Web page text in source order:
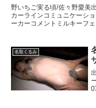
野いちご実る頃/佐々野愛美
カーラインコミュニケーシ
ーカーコメントミルキーフ
名取くるみ